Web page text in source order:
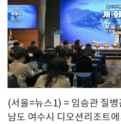
(서울=뉴스1) = 임승관 질
남도 여수시 디오션리조트